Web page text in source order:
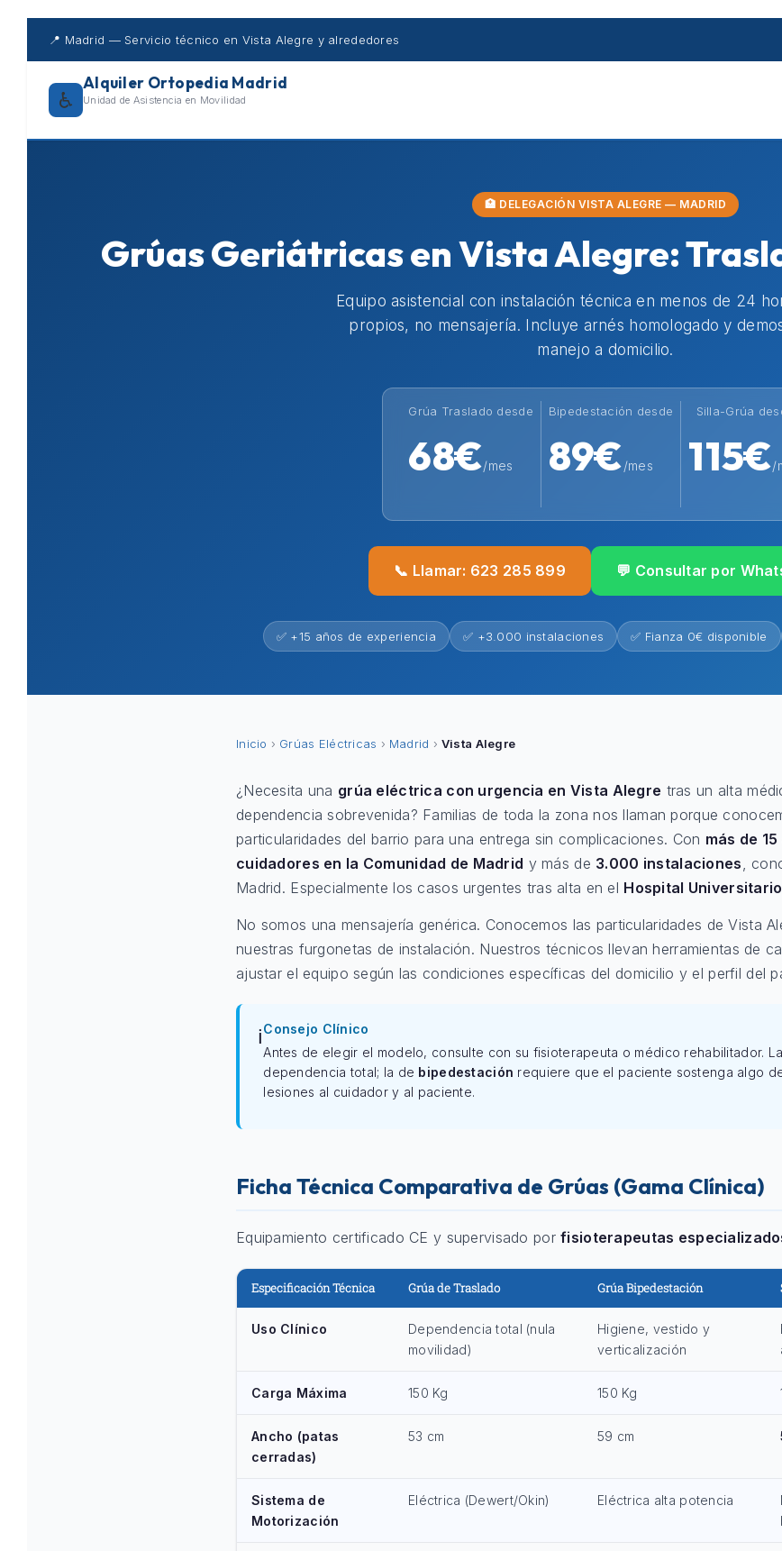
Skip
📍 Madrid — Servicio técnico en Vista Alegre y alrededores
♿
Alquiler Ortopedia Madrid
Unidad de Asistencia en Movilidad
🏥 DELEGACIÓN VISTA ALEGRE — MADRID
Grúas Geriátricas en Vista Alegre:
Equipo asistencial con instalación técnica en menos de 24
propios, no mensajería. Incluye arnés homologado y
manejo a domicilio.
Grúa Traslado desde
68€/mes
Bipedestación desde
89€/mes
Silla-Grúa
115€/
📞 Llamar: 623 285 899 💬 Consultar por
✅ +15 años de experiencia ✅ +3.000 instalaciones ✅ Fianza 0€ disponible
Inicio › Grúas Eléctricas › Madrid › Vista Alegre
¿Necesita una grúa eléctrica con urgencia en Vista Alegre tras un alta
dependencia sobrevenida? Familias de toda la zona nos llaman porque
particularidades del barrio para una entrega sin complicaciones. Con más de
cuidadores en la Comunidad de Madrid y más de 3.000 instalaciones,
Madrid. Especialmente los casos urgentes tras alta en el Hospital
No somos una mensajería genérica. Conocemos las particularidades de Vista
nuestras furgonetas de instalación. Nuestros técnicos llevan herramientas de
ajustar el equipo según las condiciones específicas del domicilio y el perfil del
ℹ️Consejo Clínico
Antes de elegir el modelo, consulte con su fisioterapeuta o médico rehabilitador.
dependencia total; la de bipedestación requiere que el paciente sostenga algo
lesiones al cuidador y al paciente.
Ficha Técnica Comparativa de Grúas (Gama Clínica)
Equipamiento certificado CE y supervisado porfisioterapeutas
Especificación Técnica Grúa de Traslado Grúa Bipedestación
Uso Clínico
Dependencia total (nula
movilidad)
Higiene, vestido y
verticalización
Carga Máxima 150 Kg 150 Kg
Ancho (patas
cerradas)
53 cm 59 cm
Sistema de
Motorización
Eléctrica (Dewert/Okin) Eléctrica alta potencia